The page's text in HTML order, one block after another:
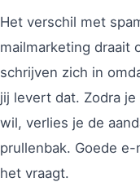
Het verschil met
mailmarketing draait
schrijven zich in
jij levert dat. Zodra
wil, verlies je de
prullenbak. Goede
het vraagt.